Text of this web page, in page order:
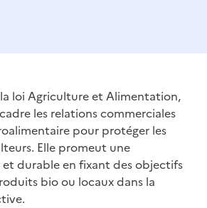
loi Agriculture et Alimentation,
les relations commerciales
pour protéger les
Elle promeut une
durable en fixant des objectifs
bio ou locaux dans la